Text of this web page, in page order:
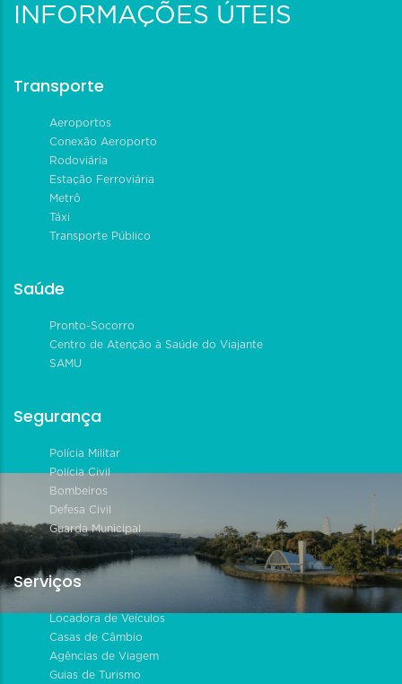
INFORMAÇÕES ÚTEIS
Transporte
Aeroportos
Conexão Aeroporto
Rodoviária
Estação Ferroviária
Metrô
Táxi
Transporte Público
Saúde
Pronto-Socorro
Centro de Atenção à Saúde do Viajante
SAMU
Segurança
Polícia Militar
Polícia Civil
Bombeiros
Defesa Civil
Guarda Municipal
Serviços
Locadora de Veículos
Casas de Câmbio
Agências de Viagem
Guias de Turismo